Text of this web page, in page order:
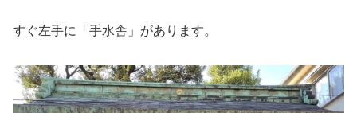
すぐ左手に「手水舎」があります。